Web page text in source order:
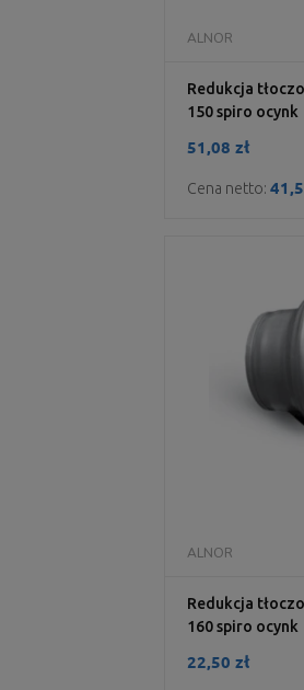
Redukcja
150 spiro ocynk
ALNOR
51,08 zł
Cena netto:
Redukcja
160 spiro ocynk
ALNOR
22,50 zł